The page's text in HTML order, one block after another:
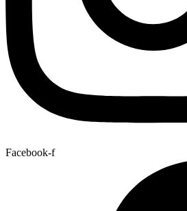
Facebook-f